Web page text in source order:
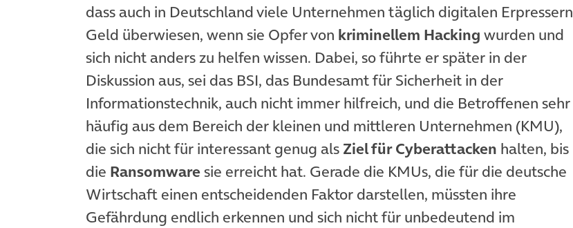
dass auch in Deutschland viele Unternehmen täglich digitalen Erpressern
Geld überwiesen, wenn sie Opfer von kriminellem Hacking wurden und
sich nicht anders zu helfen wissen. Dabei, so führte er später in der
Diskussion aus, sei das BSI, das Bundesamt für Sicherheit in der
Informationstechnik, auch nicht immer hilfreich, und die Betroffenen sehr
häufig aus dem Bereich der kleinen und mittleren Unternehmen (KMU),
die sich nicht für interessant genug als Ziel für Cyberattacken halten, bis
die Ransomwaresie erreicht hat. Gerade die KMUs, die für die deutsche
Wirtschaft einen entscheidenden Faktor darstellen, müssten ihre
Gefährdung endlich erkennen und sich nicht für unbedeutend im